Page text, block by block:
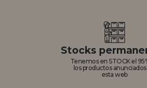
Stocks
Tenemos en STOCK el
los productos
esta web